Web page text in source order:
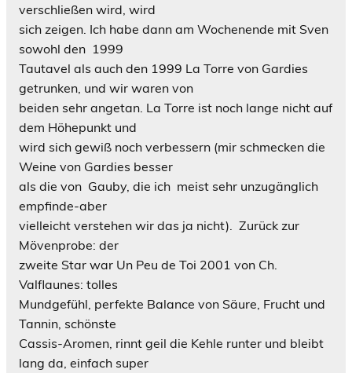
verschließen wird, wird
sich zeigen. Ich habe dann am Wochenende mit Sven
sowohl den 1999
Tautavel als auch den 1999 La Torre von Gardies
getrunken, und wir waren von
beiden sehr angetan. La Torre ist noch lange nicht auf
dem Höhepunkt und
wird sich gewiß noch verbessern (mir schmecken die
Weine von Gardies besser
als die von Gauby, die ich meist sehr unzugänglich
empfinde-aber
vielleicht verstehen wir das ja nicht). Zurück zur
Mövenprobe: der
zweite Star war Un Peu de Toi 2001 von Ch.
Valflaunes: tolles
Mundgefühl, perfekte Balance von Säure, Frucht und
Tannin, schönste
Cassis-Aromen, rinnt geil die Kehle runter und bleibt
lang da, einfach super